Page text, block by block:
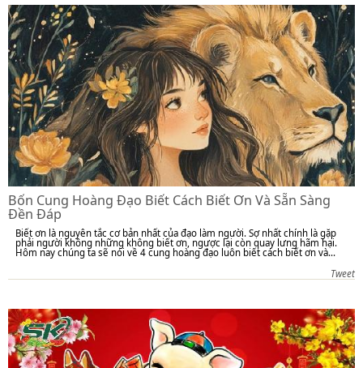
Bốn Cung Hoàng Đạo Biết Cách Biết Ơn Và Sẵn Sàng
Đền Đáp
Biết ơn là nguyên tắc cơ bản nhất của đạo làm người. Sợ nhất chính là gặp
phải người không những không biết ơn, ngược lại còn quay lưng hãm hại.
Hôm nay chúng ta sẽ nói về 4 cung hoàng đạo luôn biết cách biết ơn và...
Tweet